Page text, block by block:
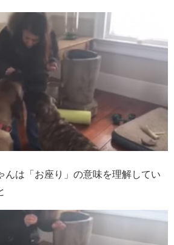
んは「お座り」の意味を理解してい